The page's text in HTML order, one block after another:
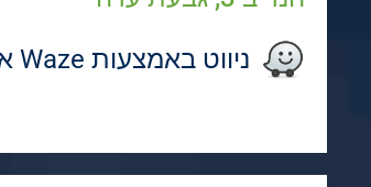
ניווט באמצעות Waze אל סניף גבעת עדה